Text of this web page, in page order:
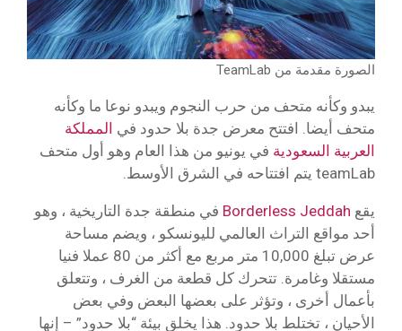
الصورة مقدمة من TeamLab
يبدو وكأنه متحف من حرب النجوم ويبدو نوعا ما وكأنه
متحف أيضا. افتتح معرض جدة بلا حدود في المملكة
العربية السعودية في يونيو من هذا العام وهو أول متحف
teamLab يتم افتتاحه في الشرق الأوسط.
يقع Borderless Jeddah في منطقة جدة التاريخية ، وهو
أحد مواقع التراث العالمي لليونسكو ، ويضم مساحة
عرض تبلغ 10,000 متر مربع مع أكثر من 80 عملا فنيا
مستقلا وغامرة. تتحرك كل قطعة من الغرف ، وتتعلق
بأعمال أخرى ، وتؤثر على بعضها البعض وفي بعض
الأحيان ، تختلط بلا حدود. هذا يخلق بيئة “بلا حدود” – إنها